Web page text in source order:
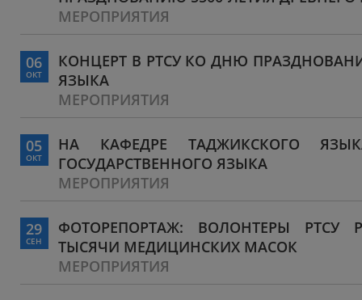
МЕРОПРИЯТИЯ
06
ОКТ
КОНЦЕРТ В РТСУ КО ДНЮ
ЯЗЫКА
МЕРОПРИЯТИЯ
05
ОКТ
НА КАФЕДРЕ ТАДЖИКСКОГО
ГОСУДАРСТВЕННОГО ЯЗЫКА
МЕРОПРИЯТИЯ
29
СЕН
ФОТОРЕПОРТАЖ: ВОЛОНТЕРЫ РТСУ
ТЫСЯЧИ МЕДИЦИНСКИХ МАСОК
МЕРОПРИЯТИЯ